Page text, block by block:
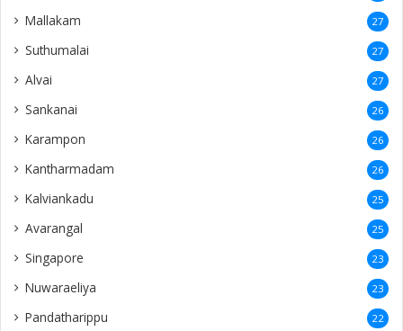
Mallakam 27
Suthumalai 27
Alvai 27
Sankanai 26
Karampon 26
Kantharmadam 26
Kalviankadu 25
Avarangal 25
Singapore 23
Nuwaraeliya 23
Pandatharippu 22